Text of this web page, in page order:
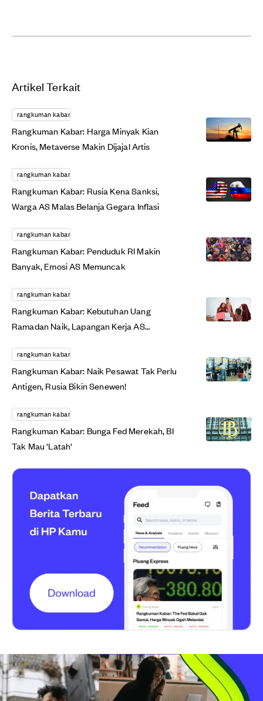
Artikel Terkait
rangkuman kabar
Rangkuman Kabar: Harga Minyak Kian
Kronis, Metaverse Makin Dijajal Artis
rangkuman kabar
Rangkuman Kabar: Rusia Kena Sanksi,
Warga AS Malas Belanja Gegara Inflasi
rangkuman kabar
Rangkuman Kabar: Penduduk RI Makin
Banyak, Emosi AS Memuncak
rangkuman kabar
Rangkuman Kabar: Kebutuhan Uang
Ramadan Naik, Lapangan Kerja AS
rangkuman kabar
Rangkuman Kabar: Naik Pesawat Tak Perlu
Antigen, Rusia Bikin Senewen!
rangkuman kabar
Rangkuman Kabar: Bunga Fed Merekah, BI
Tak Mau 'Latah'